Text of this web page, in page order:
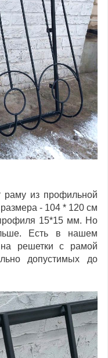
раму из профильной
- 104 * 120 см
15*15 мм. Но
Есть в нашем
решетки с рамой
допустимых до